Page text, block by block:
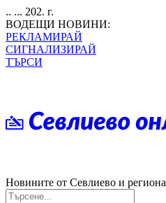
.. ... 202. г.
ВОДЕЩИ НОВИНИ:
РЕКЛАМИРАЙ
СИГНАЛИЗИРАЙ
ТЪРСИ
Новините от Севлиево и региона